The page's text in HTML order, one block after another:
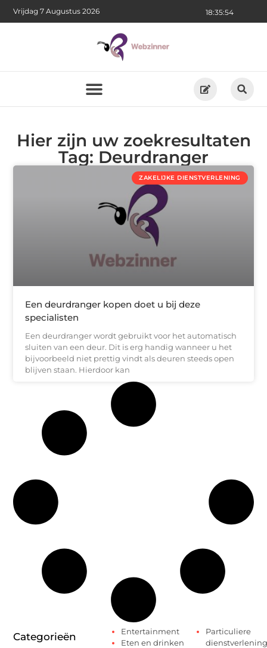
18:35:54
Vrijdag 7 Augustus 2026
Hier zijn uw zoekresultaten
Tag: Deurdranger
ZAKELIJKE DIENSTVERLENING
Een deurdranger kopen doet u bij deze
specialisten
Een deurdranger wordt gebruikt voor het automatisch
sluiten van een deur. Dit is erg handig wanneer u het
bijvoorbeeld niet prettig vindt als deuren steeds open
blijven staan. Hierdoor kan
Categorieën
Entertainment
Eten en drinken
Particuliere
dienstverlening